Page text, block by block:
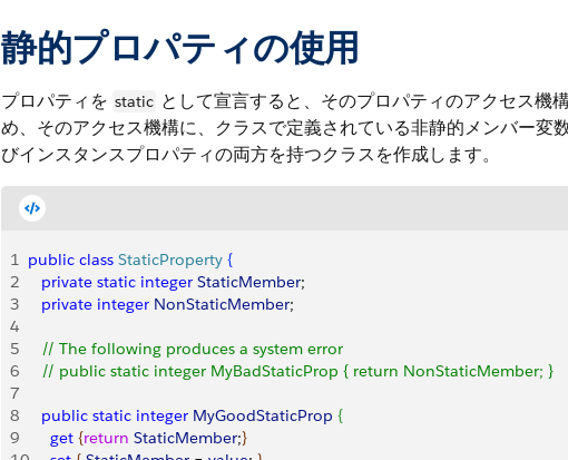
静的プロパティの使用
プロパティを static として宣言すると、そのプロパティのアクセス機
め、そのアクセス機構に、クラスで定義されている非静的メンバー変
びインスタンスプロパティの両方を持つクラスを作成します。
1 public class StaticProperty {
2
   private
static integer StaticMember;
3
   private
integer NonStaticMember;
4
5
   // The following produces a system error
6
   // public static integer MyBadStaticProp { return NonStaticMember; }
7
8
   public
static integer MyGoodStaticProp {
9
     get
{return StaticMember;}